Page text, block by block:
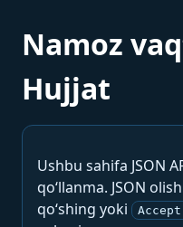
Namoz
Hujjat
Ushbu sahifa JSON
qo‘llanma. JSON
qo‘shing yoki